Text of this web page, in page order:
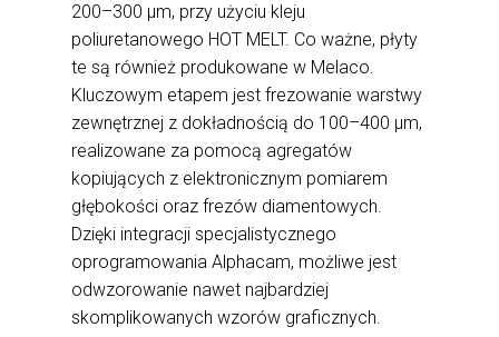
200–300 μm, przy użyciu kleju
poliuretanowego HOT MELT. Co ważne, płyty
te są również produkowane w Melaco.
Kluczowym etapem jest frezowanie warstwy
zewnętrznej z dokładnością do 100–400 μm,
realizowane za pomocą agregatów
kopiujących z elektronicznym pomiarem
głębokości oraz frezów diamentowych.
Dzięki integracji specjalistycznego
oprogramowania Alphacam, możliwe jest
odwzorowanie nawet najbardziej
skomplikowanych wzorów graficznych.